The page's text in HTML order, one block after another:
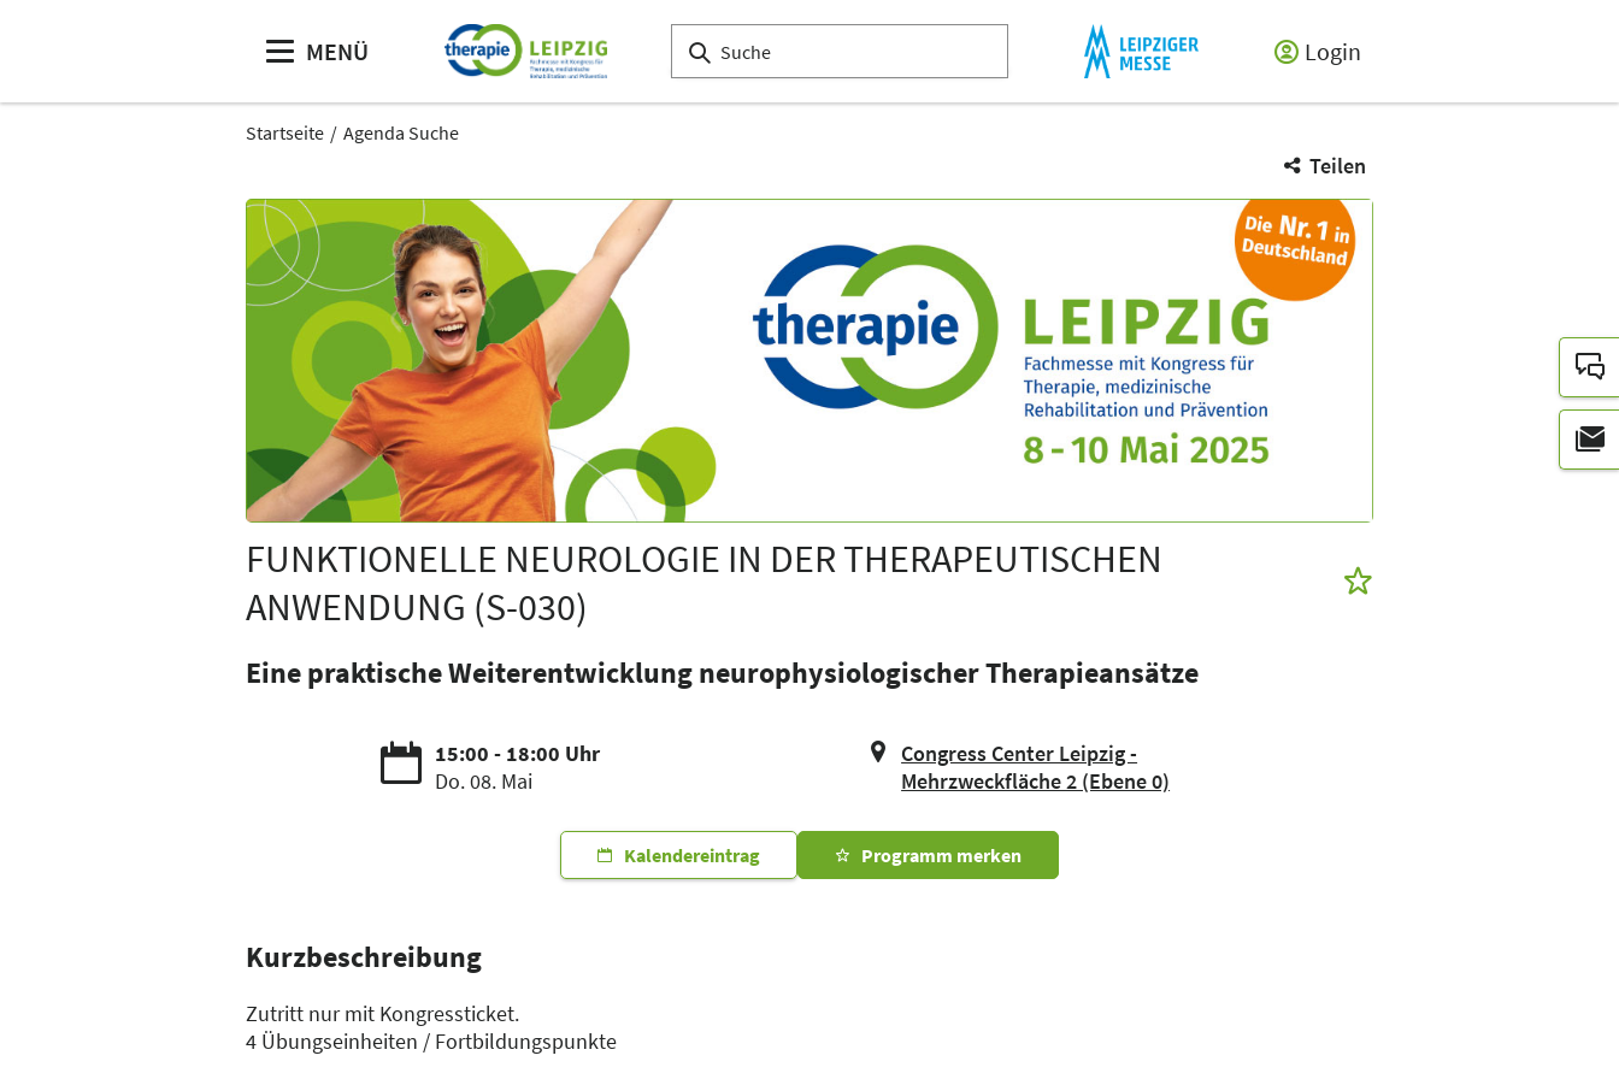
MENÜ Login
Startseite Agenda Suche
Teilen
FUNKTIONELLE NEUROLOGIE IN DER THERAPEUTISCHEN
ANWENDUNG (S-030)
Eine praktische Weiterentwicklung neurophysiologischer Therapieansätze
15:00 - 18:00 Uhr
Do. 08. Mai
Congress Center Leipzig -
Mehrzweckfläche 2 (Ebene 0)
Kalendereintrag Programm merken
Kurzbeschreibung
Zutritt nur mit Kongressticket.
4 Übungseinheiten / Fortbildungspunkte